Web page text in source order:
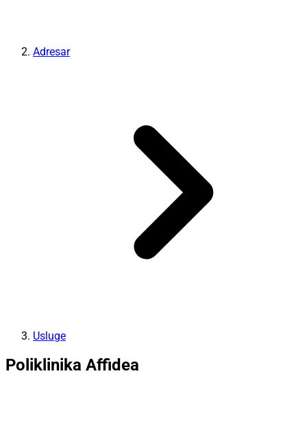
Adresar
Usluge
Poliklinika Affidea